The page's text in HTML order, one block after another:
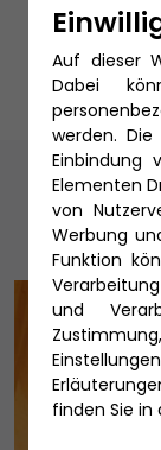
PKW
Reiseschutz
Auf dieser
Dabei
werden.
Einbindung
Elementen
von
Werbung
Funktion
und
finden Sie in